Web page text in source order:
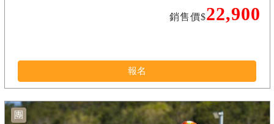
銷售價$22,900
報名
團